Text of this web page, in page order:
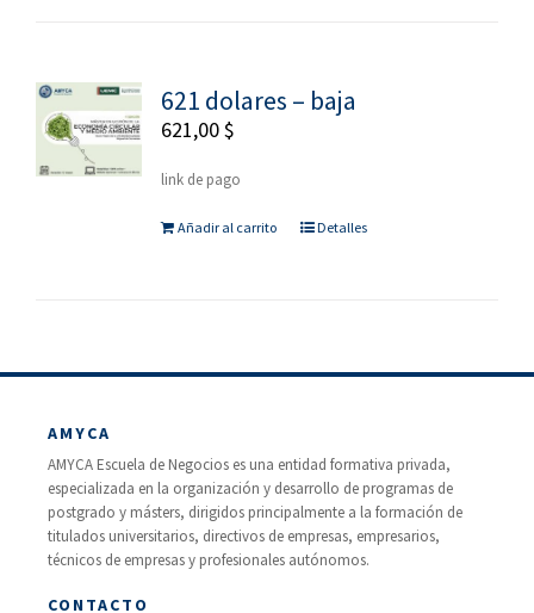
621 dolares – baja
621,00$
link de pago
Añadir al carrito Detalles
AMYCA
AMYCA Escuela de Negocios es una entidad formativa privada,
especializada en la organización y desarrollo de programas de
postgrado y másters, dirigidos principalmente a la formación de
titulados universitarios, directivos de empresas, empresarios,
técnicos de empresas y profesionales autónomos.
CONTACTO